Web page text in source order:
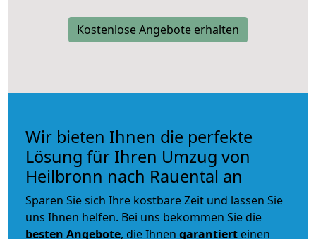
Kostenlose Angebote erhalten
Wir bieten Ihnen die perfekte
Lösung für Ihren Umzug von
Heilbronn nach Rauental an
Sparen Sie sich Ihre kostbare Zeit und lassen Sie
uns Ihnen helfen. Bei uns bekommen Sie die
besten Angebote, die Ihnen garantiert einen